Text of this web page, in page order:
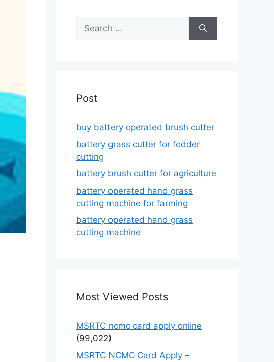
Search
for:
Post
buy battery operated brush cutter
battery grass cutter for fodder
cutting
battery brush cutter for agriculture
battery operated hand grass
cutting machine for farming
battery operated hand grass
cutting machine
Most Viewed Posts
MSRTC ncmc card apply online
(99,022)
MSRTC NCMC Card Apply –